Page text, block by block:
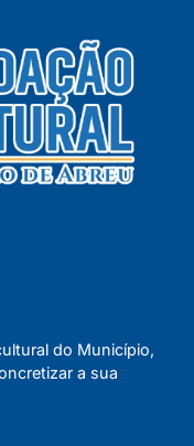
do Município,
a sua